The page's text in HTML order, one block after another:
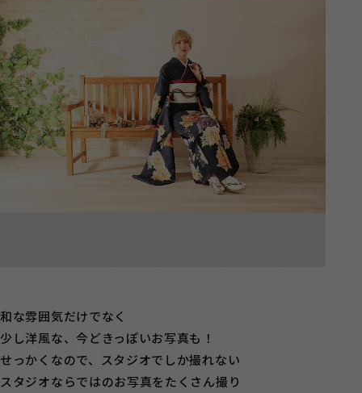
和な雰囲気だけでなく
少し洋風な、今どきっぽいお写真も！
せっかくなので、スタジオでしか撮れない
スタジオならではのお写真をたくさん撮り